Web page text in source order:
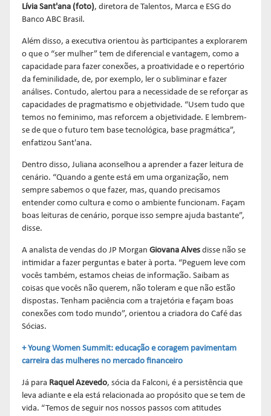
Lívia Sant'ana (foto), diretora de Talentos, Marca e ESG do
Banco ABC Brasil.
Além disso, a executiva orientou às participantes a explorarem
o que o “ser mulher” tem de diferencial e vantagem, como a
capacidade para fazer conexões, a proatividade e o repertório
da feminilidade, de, por exemplo, ler o subliminar e fazer
análises. Contudo, alertou para a necessidade de se reforçar as
capacidades de pragmatismo e objetividade. “Usem tudo que
temos no feminimo, mas reforcem a objetividade. E lembrem-
se de que o futuro tem base tecnológica, base pragmática”,
enfatizou Sant'ana.
Dentro disso, Juliana aconselhou a aprender a fazer leitura de
cenário. “Quando a gente está em uma organização, nem
sempre sabemos o que fazer, mas, quando precisamos
entender como cultura e como o ambiente funcionam. Façam
boas leituras de cenário, porque isso sempre ajuda bastante”,
disse.
A analista de vendas do JP Morgan Giovana Alves disse não se
intimidar a fazer perguntas e bater à porta. “Peguem leve com
vocês também, estamos cheias de informação. Saibam as
coisas que vocês não querem, não toleram e que não estão
dispostas. Tenham paciência com a trajetória e façam boas
conexões com todo mundo”, orientou a criadora do Café das
Sócias.
+ Young Women Summit: educação e coragem pavimentam
carreira das mulheres no mercado financeiro
Já para Raquel Azevedo, sócia da Falconi, é a persistência que
leva adiante e ela está relacionada ao propósito que se tem de
vida. “Temos de seguir nos nossos passos com atitudes